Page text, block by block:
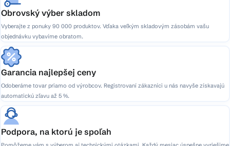
Obrovský výber skladom
Vyberajte z ponuky 90 000 produktov. Vďaka veľkým skladovým zásobám vašu
objednávku vybavíme obratom.
Garancia najlepšej ceny
Odoberáme tovar priamo od výrobcov. Registrovaní zákazníci u nás navyše získavajú
automatickú zľavu až 5 %.
Podpora, na ktorú je spoľah